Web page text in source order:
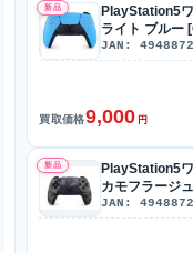
新品
PlayStation5
ライト ブルー
JAN:
買取価格9,000 円
新品
PlayStation5
カモフラージ
JAN: